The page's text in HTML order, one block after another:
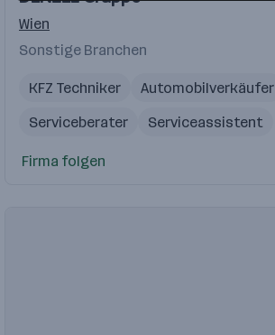
Wien
Sonstige Branchen
KFZ Techniker Automobilverkäufer
Serviceberater
Serviceassistent
Firma folgen